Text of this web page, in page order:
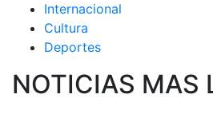
Internacional
Cultura
Deportes
NOTICIAS MAS